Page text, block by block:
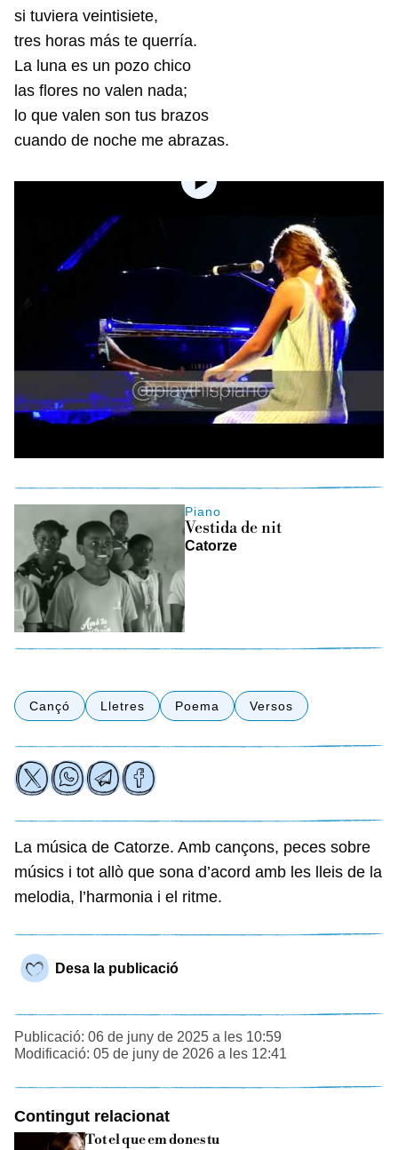
si tuviera veintisiete,
tres horas más te querría.
La luna es un pozo chico
las flores no valen nada;
lo que valen son tus brazos
cuando de noche me abrazas.
Piano
Vestida de nit
Catorze
Cançó Lletres Poema Versos
La música de Catorze. Amb cançons, peces sobre
músics i tot allò que sona d’acord amb les lleis de la
melodia, l’harmonia i el ritme.
Desa la publicació
Publicació: 06 de juny de 2025 a les 10:59
Modificació: 05 de juny de 2026 a les 12:41
Contingut relacionat
Tot el que em dones tu